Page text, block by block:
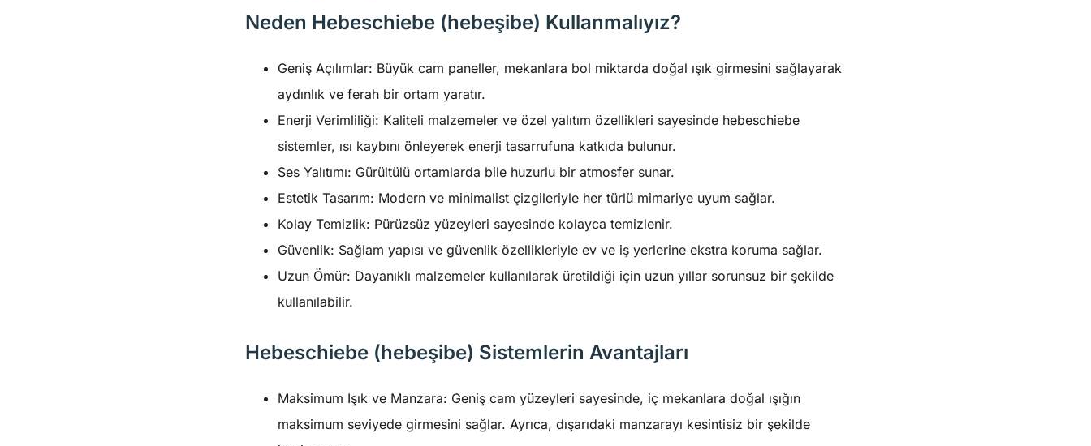
Neden Hebeschiebe (hebeşibe) Kullanmalıyız?
Geniş Açılımlar: Büyük cam paneller, mekanlara bol miktarda doğal ışık girmesini sağlayarak
aydınlık ve ferah bir ortam yaratır.
Enerji Verimliliği: Kaliteli malzemeler ve özel yalıtım özellikleri sayesinde hebeschiebe
sistemler, ısı kaybını önleyerek enerji tasarrufuna katkıda bulunur.
Ses Yalıtımı: Gürültülü ortamlarda bile huzurlu bir atmosfer sunar.
Estetik Tasarım: Modern ve minimalist çizgileriyle her türlü mimariye uyum sağlar.
Kolay Temizlik: Pürüzsüz yüzeyleri sayesinde kolayca temizlenir.
Güvenlik: Sağlam yapısı ve güvenlik özellikleriyle ev ve iş yerlerine ekstra koruma sağlar.
Uzun Ömür: Dayanıklı malzemeler kullanılarak üretildiği için uzun yıllar sorunsuz bir şekilde
kullanılabilir.
Hebeschiebe (hebeşibe) Sistemlerin Avantajları
Maksimum Işık ve Manzara: Geniş cam yüzeyleri sayesinde, iç mekanlara doğal ışığın
maksimum seviyede girmesini sağlar. Ayrıca, dışarıdaki manzarayı kesintisiz bir şekilde